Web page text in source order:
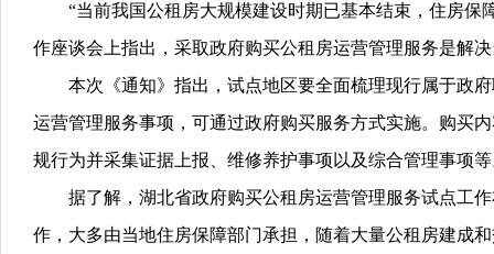
“当前我国公租房大规模建设时期已基本结束，住房保
作座谈会上指出，采取政府购买公租房运营管理服务是解
本次《通知》指出，试点地区要全面梳理现行属于政府
运营管理服务事项，可通过政府购买服务方式实施。购买
规行为并采集证据上报、维修养护事项以及综合管理事项
据了解，湖北省政府购买公租房运营管理服务试点工作
作，大多由当地住房保障部门承担，随着大量公租房建成